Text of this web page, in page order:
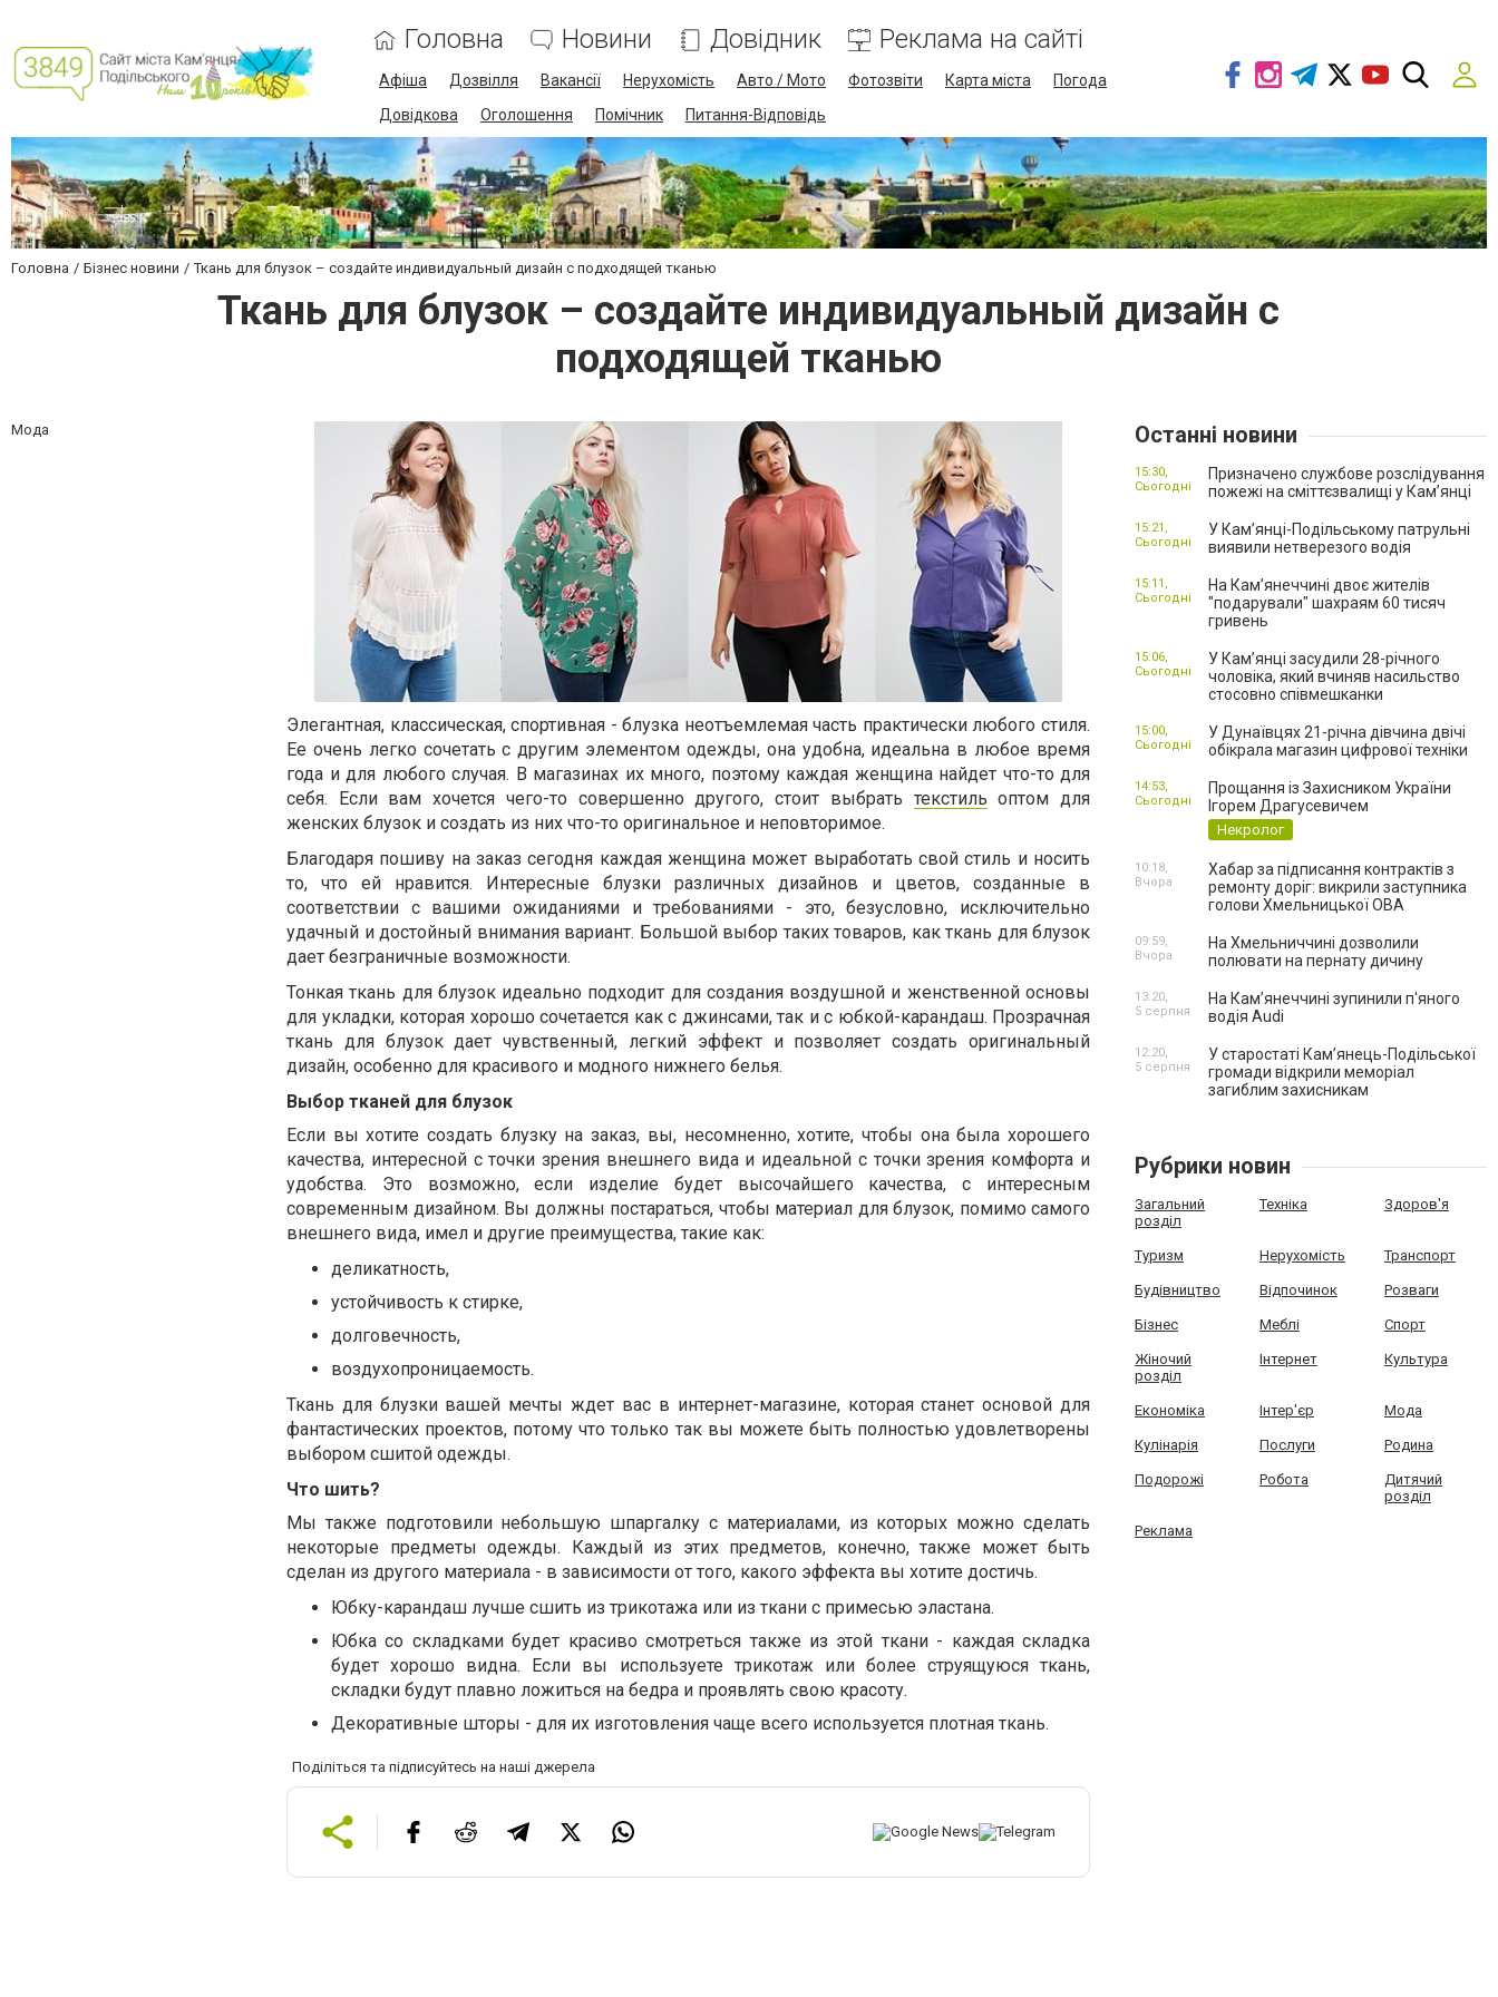
Головна Новини Довідник Реклама на сайті
Афіша Дозвілля Вакансії Нерухомість Авто / Мото Фотозвіти Карта міста
Погода
Довідкова
Оголошення Помічник Питання-Відповідь
Головна Бізнес новини Ткань для блузок – создайте индивидуальный дизайн с подходящей тканью
Ткань для блузок – создайте индивидуальный дизайн с
подходящей тканью
Мода
Элегантная, классическая, спортивная - блузка неотъемлемая часть практически любого стиля.
Ее очень легко сочетать с другим элементом одежды, она удобна, идеальна в любое время
года и для любого случая. В магазинах их много, поэтому каждая женщина найдет что-то для
себя. Если вам хочется чего-то совершенно другого, стоит выбрать текстиль оптомдля
женских блузок и создать из них что-то оригинальное и неповторимое.
Благодаря пошиву на заказ сегодня каждая женщина может выработать свой стиль и носить
то, что ей нравится. Интересные блузки различных дизайнов и цветов, созданные в
соответствии с вашими ожиданиями и требованиями - это, безусловно, исключительно
удачный и достойный внимания вариант. Большой выбор таких товаров, как ткань для блузок
дает безграничные возможности.
Тонкая ткань для блузок идеально подходит для создания воздушной и женственной основы
для укладки, которая хорошо сочетается как с джинсами, так и с юбкой-карандаш. Прозрачная
ткань для блузок дает чувственный, легкий эффект и позволяет создать оригинальный
дизайн, особенно для красивого и модного нижнего белья.
Выбор тканей для блузок
Если вы хотите создать блузку на заказ, вы, несомненно, хотите, чтобы она была хорошего
качества, интересной с точки зрения внешнего вида и идеальной с точки зрения комфорта и
удобства. Это возможно, если изделие будет высочайшего качества, с интересным
современным дизайном. Вы должны постараться, чтобы материал для блузок, помимо самого
внешнего вида, имел и другие преимущества, такие как:
деликатность,
устойчивость к стирке,
долговечность,
воздухопроницаемость.
Ткань для блузки вашей мечты ждет вас в интернет-магазине, которая станет основой для
фантастических проектов, потому что только так вы можете быть полностью удовлетворены
выбором сшитой одежды.
Что шить?
Мы также подготовили небольшую шпаргалку с материалами, из которых можно сделать
некоторые предметы одежды. Каждый из этих предметов, конечно, также может быть
сделан из другого материала - в зависимости от того, какого эффекта вы хотите достичь.
Юбку-карандаш лучше сшить из трикотажа или из ткани с примесью эластана.
Юбка со складками будет красиво смотреться также из этой ткани - каждая складка
будет хорошо видна. Если вы используете трикотаж или более струящуюся ткань,
складки будут плавно ложиться на бедра и проявлять свою красоту.
Декоративные шторы - для их изготовления чаще всего используется плотная ткань.
Поділіться та підписуйтесь на наші джерела
Останні новини
Призначено службове розслідування
пожежі на сміттєзвалищі у Кам’янці
15:30,
Сьогодні
У Кам’янці-Подільському патрульні
виявили нетверезого водія
15:21,
Сьогодні
На Камʼянеччині двоє жителів
"подарували" шахраям 60 тисяч
гривень
15:11,
Сьогодні
У Камʼянці засудили 28-річного
чоловіка, який вчиняв насильство
стосовно співмешканки
15:06,
Сьогодні
У Дунаївцях 21-річна дівчина двічі
обікрала магазин цифрової техніки
15:00,
Сьогодні
Прощання із Захисником України
Ігорем Драгусевичем
Некролог
14:53,
Сьогодні
Хабар за підписання контрактів з
ремонту доріг: викрили заступника
голови Хмельницької ОВА
10:18,
Вчора
На Хмельниччині дозволили
полювати на пернату дичину
09:59,
Вчора
На Камʼянеччині зупинили п'яного
водія Audi
13:20,
5 серпня
У старостаті Кам’янець-Подільської
громади відкрили меморіал
загиблим захисникам
12:20,
5 серпня
Рубрики новин
Загальний
розділ
Техніка Здоров'я
Туризм Нерухомість Транспорт
Будівництво Відпочинок Розваги
Бізнес Меблі Спорт
Жіночий
розділ
Інтернет Культура
Економіка Інтер'єр Мода
Кулінарія Послуги Родина
Подорожі Робота
Дитячий
розділ
Реклама